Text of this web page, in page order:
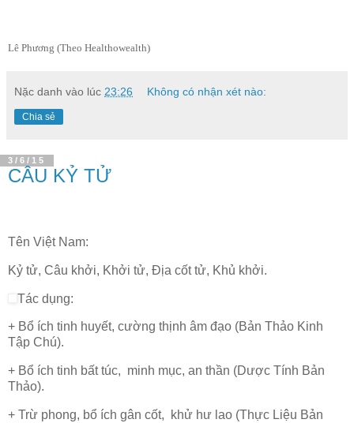
Lê Phương (Theo Healthowealth)
Nặc danh vào lúc 23:26 Không có nhận xét nào:
Chia sẻ
3/6/15
CÂU KỶ TỬ
Tên Việt Nam:
Kỷ tử, Câu khởi, Khởi tử, Địa cốt tử, Khủ khởi.
Tác dụng:
+ Bổ ích tinh huyết, cường thịnh âm đạo (Bản Thảo Kinh
Tập Chú).
+ Bổ ích tinh bất túc, minh mục, an thần (Dược Tính Bản
Thảo).
+ Trừ phong, bổ ích gân cốt, khử hư lao (Thực Liệu Bản